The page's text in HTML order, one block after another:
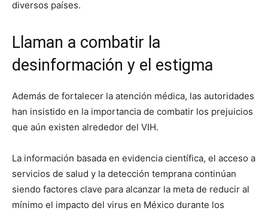
diversos países.
Llaman a combatir la
desinformación y el estigma
Además de fortalecer la atención médica, las autoridades
han insistido en la importancia de combatir los prejuicios
que aún existen alrededor del VIH.
La información basada en evidencia científica, el acceso a
servicios de salud y la detección temprana continúan
siendo factores clave para alcanzar la meta de reducir al
mínimo el impacto del virus en México durante los